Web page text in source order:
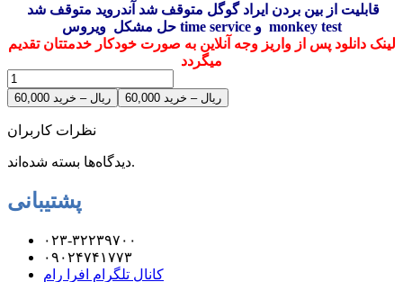
قابلیت از بین بردن ایراد گوگل متوقف شد آندروید متوقف شد
حل مشکل ویروس time service و monkey test
لینک دانلود پس از واریز وجه آنلاین به صورت خودکار خدمتتان تقدیم
میگردد
60,000 ریال – خرید
نظرات کاربران
دیدگاه‌ها بسته شده‌اند.
پشتیبانی
۰۲۳-۳۲۲۳۹۷۰۰
۰۹۰۲۴۷۴۱۷۷۳
کانال تلگرام افرا رام